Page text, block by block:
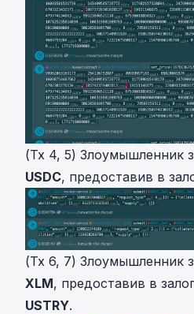
(Tx 4, 5) Злоумышленник
USDC, предоставив в
(Tx 6, 7) Злоумышленник
XLM, предоставив в
USTRY.